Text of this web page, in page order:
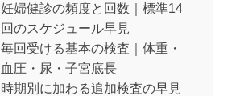
妊婦健診の頻度と回数｜標準14
回のスケジュール早見
毎回受ける基本の検査｜体重・
血圧・尿・子宮底長
時期別に加わる追加検査の早見